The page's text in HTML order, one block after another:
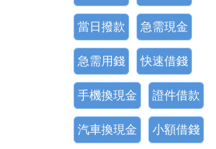
當日撥款 急需現金
急需用錢 快速借錢
手機換現金 證件借款
汽車換現金 小額借錢